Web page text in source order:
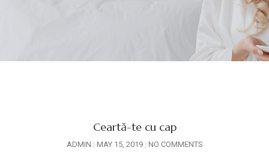
Ceartă-te cu cap
ADMIN MAY 15, 2019 NO COMMENTS